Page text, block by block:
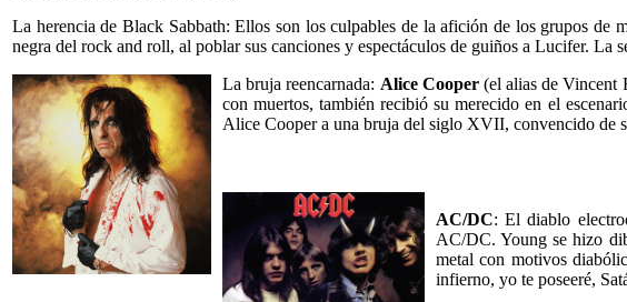
La herencia de Black Sabbath: Ellos son los culpables de la afición de los grupos de
negra del rock and roll, al poblar sus canciones y espectáculos de guiños a Lucifer. La
La bruja reencarnada: Alice Cooper(el alias de Vincent
con muertos, también recibió su merecido en el
Alice Cooper a una bruja del siglo XVII, convencido de
AC/DC: El diablo
AC/DC. Young se hizo
metal con motivos
infierno, yo te poseeré,